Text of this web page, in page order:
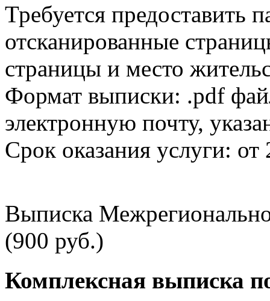
Требуется предоставить
отсканированные
страницы и место
Формат выписки: .pdf
электронную почту,
Срок оказания услуги: от
Выписка
(900 руб.)
Комплексная выписка